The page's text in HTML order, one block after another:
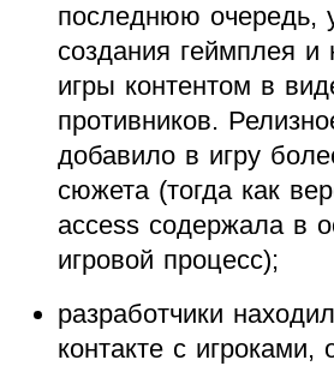
последнюю очередь,
создания геймплея и
игры контентом в
противников.
добавило в игру
сюжета (тогда как
access содержала в
игровой процесс);
разработчики
контакте с игроками,